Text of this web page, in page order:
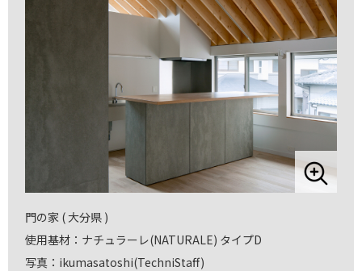
門の家 ( 大分県 )
使用基材：ナチュラーレ(NATURALE) タイプD
写真：ikumasatoshi(TechniStaff)